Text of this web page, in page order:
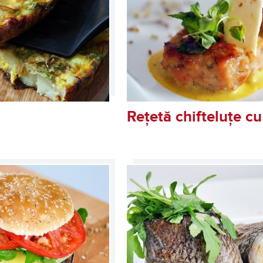
Rețetă chifteluțe